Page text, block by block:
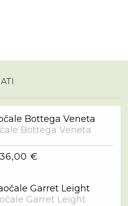
Bottega Veneta
€
Garret Leight